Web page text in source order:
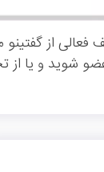
از
شوید و یا